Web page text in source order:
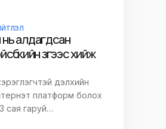
алдагдсан
зүгээс хийж
дэлхийн
платформ болох
сая гаруй…